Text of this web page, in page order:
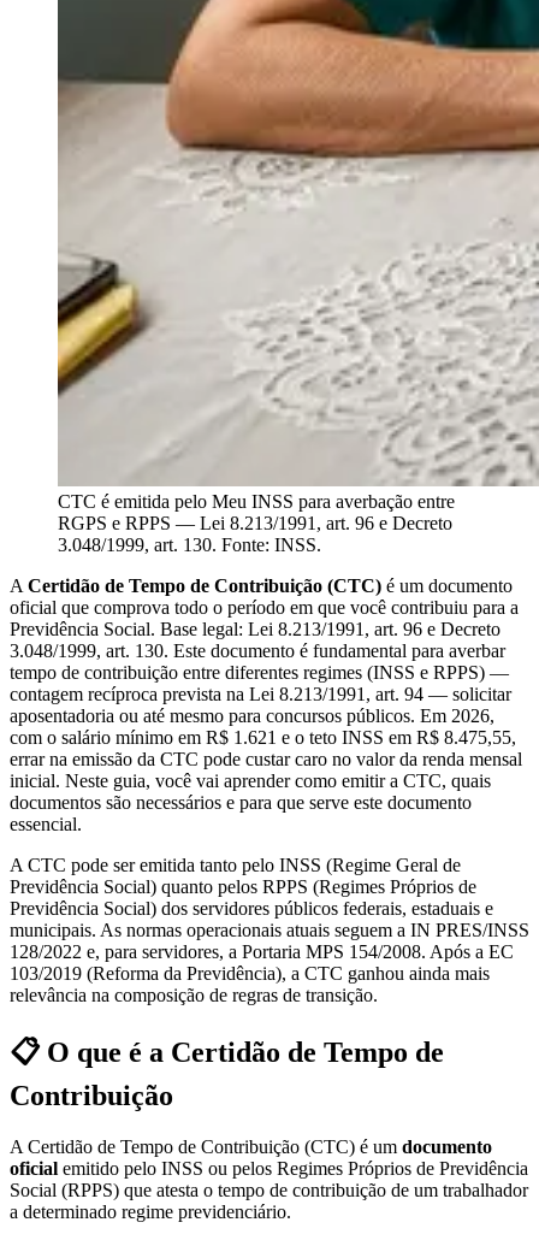
CTC é emitida pelo Meu INSS para averbação entre
RGPS e RPPS — Lei 8.213/1991, art. 96 e Decreto
3.048/1999, art. 130. Fonte: INSS.
A Certidão de Tempo de Contribuição (CTC) é um documento
oficial que comprova todo o período em que você contribuiu para a
Previdência Social. Base legal: Lei 8.213/1991, art. 96 e Decreto
3.048/1999, art. 130. Este documento é fundamental para averbar
tempo de contribuição entre diferentes regimes (INSS e RPPS) —
contagem recíproca prevista na Lei 8.213/1991, art. 94 — solicitar
aposentadoria ou até mesmo para concursos públicos. Em 2026,
com o salário mínimo em R$ 1.621 e o teto INSS em R$ 8.475,55,
errar na emissão da CTC pode custar caro no valor da renda mensal
inicial. Neste guia, você vai aprender como emitir a CTC, quais
documentos são necessários e para que serve este documento
essencial.
A CTC pode ser emitida tanto pelo INSS (Regime Geral de
Previdência Social) quanto pelos RPPS (Regimes Próprios de
Previdência Social) dos servidores públicos federais, estaduais e
municipais. As normas operacionais atuais seguem a IN PRES/INSS
128/2022 e, para servidores, a Portaria MPS 154/2008. Após a EC
103/2019 (Reforma da Previdência), a CTC ganhou ainda mais
relevância na composição de regras de transição.
📋 O que é a Certidão de Tempo de
Contribuição
A Certidão de Tempo de Contribuição (CTC) é um documento
oficial emitido pelo INSS ou pelos Regimes Próprios de Previdência
Social (RPPS) que atesta o tempo de contribuição de um trabalhador
a determinado regime previdenciário.